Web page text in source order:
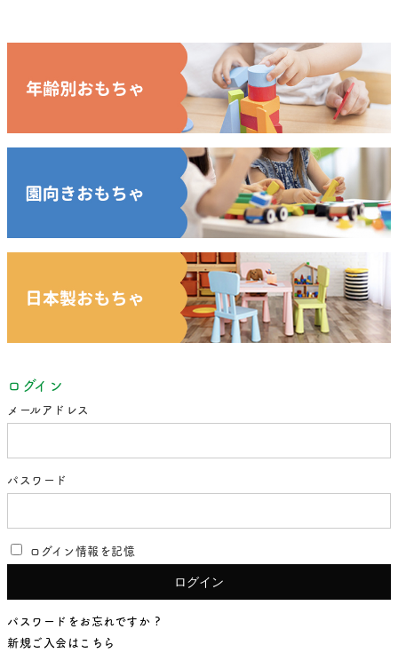
ログイン
メールアドレス
パスワード
ログイン情報を記憶
パスワードをお忘れですか ?
新規ご入会はこちら